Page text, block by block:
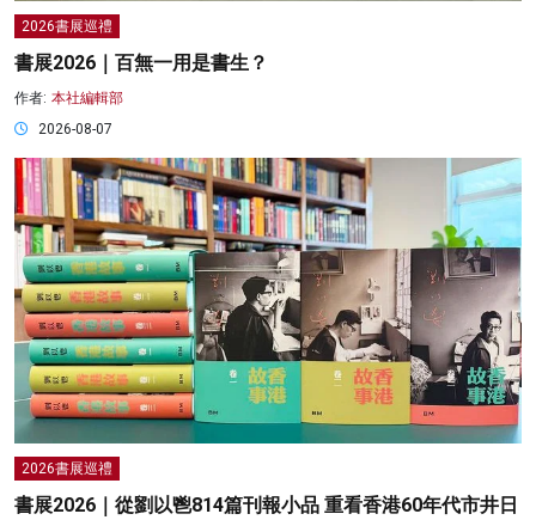
2026書展巡禮
書展2026｜百無一用是書生？
作者: 本社編輯部
2026-08-07
2026書展巡禮
書展2026｜從劉以鬯814篇刊報小品 重看香港60年代市井日